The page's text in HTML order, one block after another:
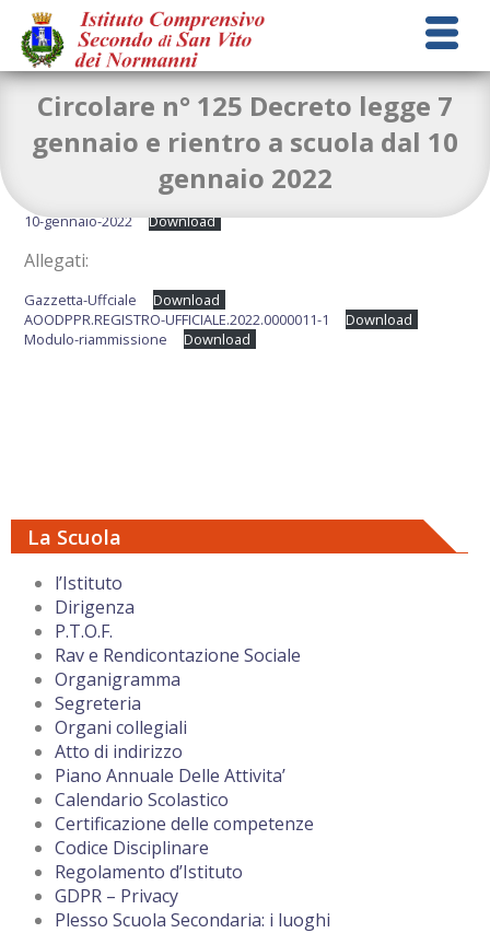
La Scuola
l’Istituto
Dirigenza
P.T.O.F.
Rav e Rendicontazione Sociale
Organigramma
Segreteria
Organi collegiali
Atto di indirizzo
Piano Annuale Delle Attivita’
Calendario Scolastico
Certificazione delle competenze
Codice Disciplinare
Regolamento d’Istituto
GDPR – Privacy
Plesso Scuola Secondaria: i luoghi
Circolare n° 125 Decreto legge 7
gennaio e rientro a scuola dal 10
gennaio 2022
circolare-n-125-Decreto-Legge-7-gennaio-e-Rientro-a-scuola-dal-
10-gennaio-2022
Download
Allegati:
Gazzetta-Uffciale
Download
AOODPPR.REGISTRO-UFFICIALE.2022.0000011-1
Download
Modulo-riammissione
Download